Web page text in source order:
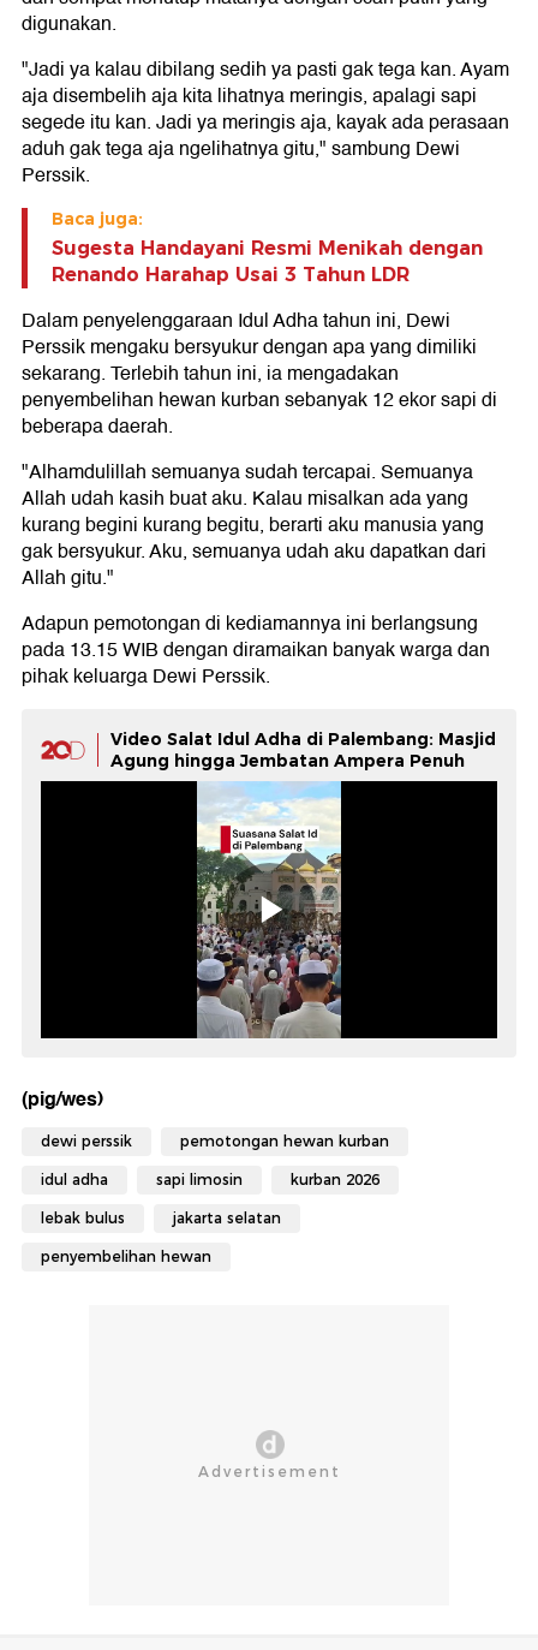
digunakan.
"Jadi ya kalau dibilang sedih ya pasti gak tega kan. Ayam
aja disembelih aja kita lihatnya meringis, apalagi sapi
segede itu kan. Jadi ya meringis aja, kayak ada perasaan
aduh gak tega aja ngelihatnya gitu," sambung Dewi
Perssik.
Baca juga:
Sugesta Handayani Resmi Menikah dengan
Renando Harahap Usai 3 Tahun LDR
Dalam penyelenggaraan Idul Adha tahun ini, Dewi
Perssik mengaku bersyukur dengan apa yang dimiliki
sekarang. Terlebih tahun ini, ia mengadakan
penyembelihan hewan kurban sebanyak 12 ekor sapi di
beberapa daerah.
"Alhamdulillah semuanya sudah tercapai. Semuanya
Allah udah kasih buat aku. Kalau misalkan ada yang
kurang begini kurang begitu, berarti aku manusia yang
gak bersyukur. Aku, semuanya udah aku dapatkan dari
Allah gitu."
Adapun pemotongan di kediamannya ini berlangsung
pada 13.15 WIB dengan diramaikan banyak warga dan
pihak keluarga Dewi Perssik.
Video Salat Idul Adha di Palembang: Masjid
Agung hingga Jembatan Ampera Penuh
(pig/wes)
dewi perssik pemotongan hewan kurban
idul adha sapi limosin kurban 2026
lebak bulus jakarta selatan
penyembelihan hewan